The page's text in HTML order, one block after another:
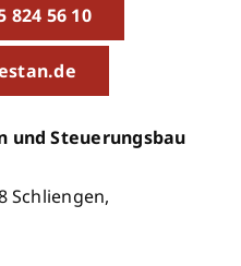
824 56 10
und Steuerungsbau
Schliengen,